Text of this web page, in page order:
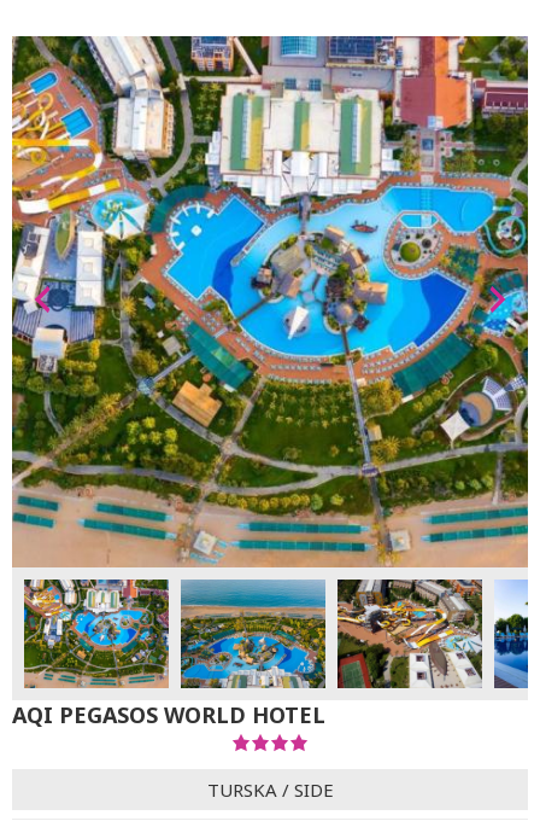
AQI PEGASOS WORLD HOTEL
TURSKA / SIDE